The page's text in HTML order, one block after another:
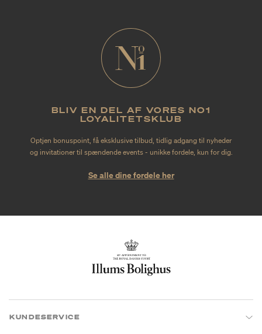
BLIV EN DEL AF VORES NO1
LOYALITETSKLUB
Optjen bonuspoint, få eksklusive tilbud, tidlig adgang til nyheder
og invitationer til spændende events - unikke fordele, kun for dig.
Se alle dine fordele her
KUNDESERVICE